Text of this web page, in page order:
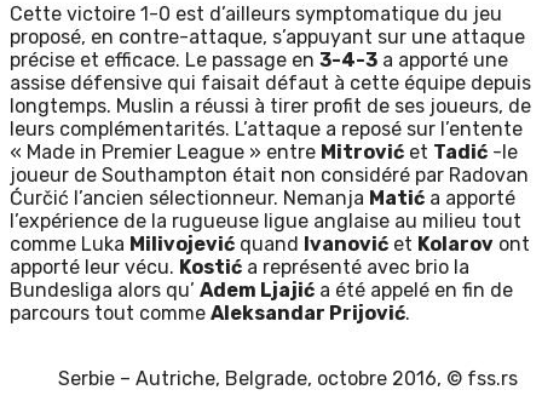
Cette victoire 1-0 est d’ailleurs symptomatique du jeu
proposé, en contre-attaque, s’appuyant sur une attaque
précise et efficace. Le passage en 3-4-3 a apporté une
assise défensive qui faisait défaut à cette équipe depuis
longtemps. Muslin a réussi à tirer profit de ses joueurs, de
leurs complémentarités. L’attaque a reposé sur l’entente
« Made in Premier League » entre Mitrović et Tadić -le
joueur de Southampton était non considéré par Radovan
Ćurčić l’ancien sélectionneur. Nemanja Matić a apporté
l’expérience de la rugueuse ligue anglaise au milieu tout
comme Luka Milivojević quand Ivanović et Kolarov ont
apporté leur vécu. Kostić a représenté avec brio la
Bundesliga alors qu’ Adem Ljajić a été appelé en fin de
parcours tout comme Aleksandar Prijović.
Serbie – Autriche, Belgrade, octobre 2016, © fss.rs